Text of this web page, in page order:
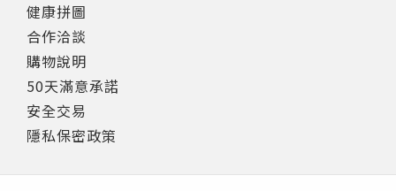
健康拼圖
合作洽談
購物說明
50天滿意承諾
安全交易
隱私保密政策